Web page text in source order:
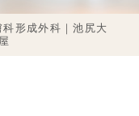
形成外科｜池尻大